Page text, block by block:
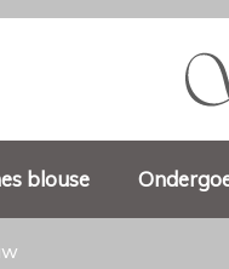
blouse